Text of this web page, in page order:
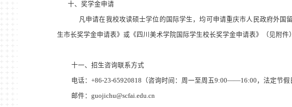
十、奖学金申请
凡申请在我校攻读硕士学位的国际学生，均可申请重庆市人民政府外
生市长奖学金申请表》或《四川美术学院国际学生校长奖学金申请表》（见附件
十一、招生咨询联系方式
电话： +86-23-65920818 （咨询时间：周一至周五 9:00——16:00 ，法定节假
邮件： guojichu@scfai.edu.cn